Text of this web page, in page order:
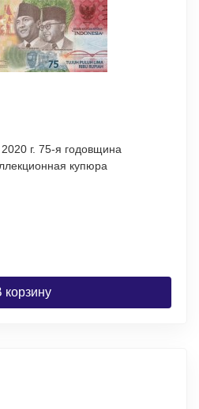
г. 75-я годовщина
UNC / коллекционная купюра
корзину